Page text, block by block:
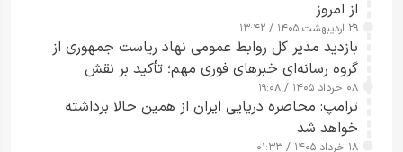
از امروز
۲۹ اردیبهشت ۱۴۰۵ / ۱۳:۴۲
بازدید مدیر کل روابط عمومی نهاد ریاست جمهوری از
گروه رسانه‌ای خبرهای فوری مهم؛ تأکید بر نقش
رسانه‌های هوشمند و مسئول در ارتقای آگاهی عمومی
۰۸ خرداد ۱۴۰۵ / ۱۹:۰۸
ترامپ: محاصره دریایی ایران از همین حالا برداشته
خواهد شد
۱۸ خرداد ۱۴۰۵ / ۰۱:۳۳